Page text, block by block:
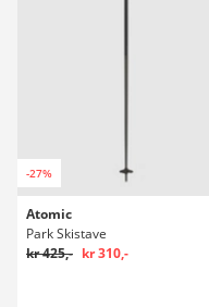
-27%
Atomic
Park Skistave
kr 425,- kr 310,-